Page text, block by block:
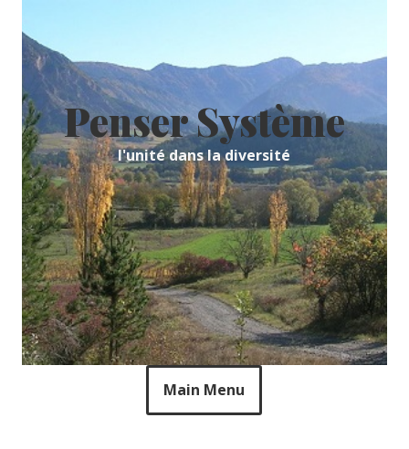
content
Penser Système
l'unité dans la diversité
Main Menu